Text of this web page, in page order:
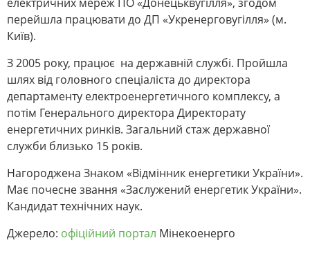
перейшла працювати до ДП «Укренерговугілля» (м.
Київ).
З 2005 року, працює на державній службі. Пройшла
шлях від головного спеціаліста до директора
департаменту електроенергетичного комплексу, а
потім Генерального директора Директорату
енергетичних ринків. Загальний стаж державної
служби близько 15 років.
Нагороджена Знаком «Відмінник енергетики України».
Має почесне звання «Заслужений енергетик України».
Кандидат технічних наук.
Джерело: офіційний портал Мінекоенерго